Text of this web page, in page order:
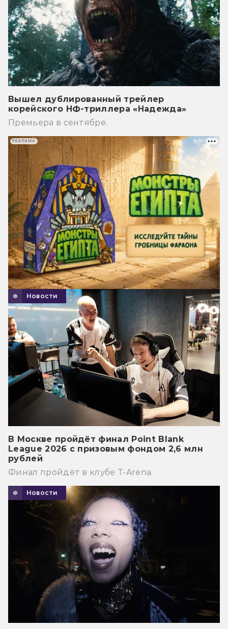
Вышел дублированный трейлер
корейского НФ-триллера «Надежда»
Премьера в сентябре.
Новости
В Москве пройдёт финал Point Blank
League 2026 с призовым фондом 2,6 млн
рублей
Финал пройдёт в клубе T-Arena.
Новости
РЕКЛАМА